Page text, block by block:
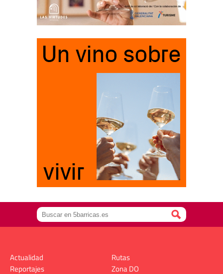
Actualidad
Reportajes
Rutas
Zona DO